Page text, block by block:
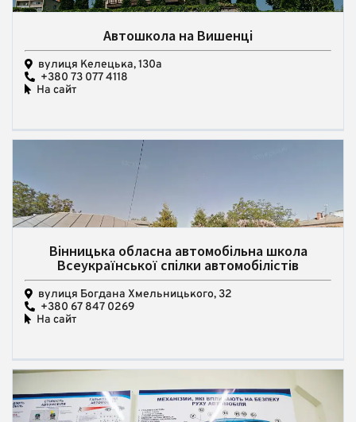
Автошкола на Вишенці
вулиця Келецька, 130а
+380 73 077 4118
На сайт
Вінницька обласна автомобільна школа
Всеукраїнської спілки автомобілістів
вулиця Богдана Хмельницького, 32
+380 67 847 0269
На сайт